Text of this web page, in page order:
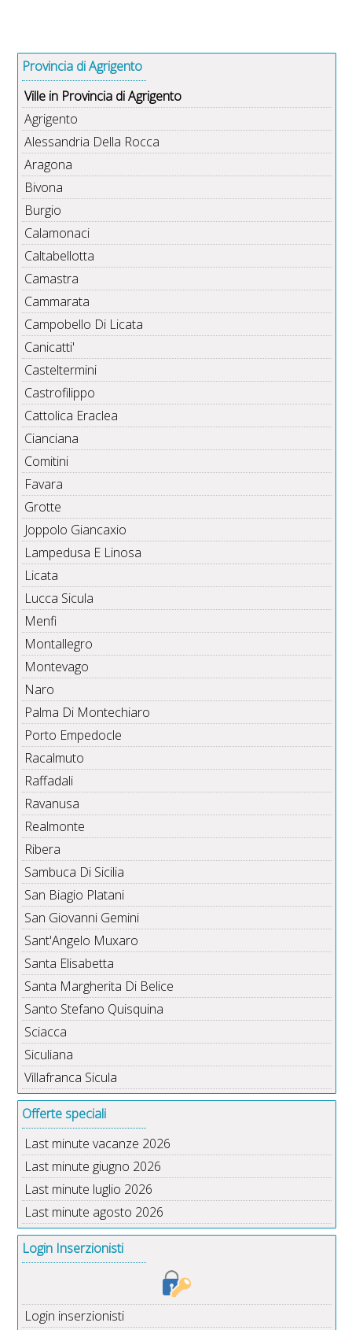
Provincia di Agrigento
Ville in Provincia di Agrigento
Agrigento
Alessandria Della Rocca
Aragona
Bivona
Burgio
Calamonaci
Caltabellotta
Camastra
Cammarata
Campobello Di Licata
Canicatti'
Casteltermini
Castrofilippo
Cattolica Eraclea
Cianciana
Comitini
Favara
Grotte
Joppolo Giancaxio
Lampedusa E Linosa
Licata
Lucca Sicula
Menfi
Montallegro
Montevago
Naro
Palma Di Montechiaro
Porto Empedocle
Racalmuto
Raffadali
Ravanusa
Realmonte
Ribera
Sambuca Di Sicilia
San Biagio Platani
San Giovanni Gemini
Sant'Angelo Muxaro
Santa Elisabetta
Santa Margherita Di Belice
Santo Stefano Quisquina
Sciacca
Siculiana
Villafranca Sicula
Offerte speciali
Last minute vacanze 2026
Last minute giugno 2026
Last minute luglio 2026
Last minute agosto 2026
Login Inserzionisti
Login inserzionisti